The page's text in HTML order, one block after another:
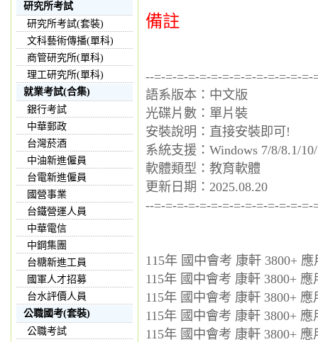
研究所考試
研究所考試(套裝)
文科藝術傳播(單科)
商管研究所(單科)
理工研究所(單科)
就業考試(合集)
銀行考試
中華郵政
台灣菸酒
中油新進僱員
台電新進僱員
國營事業
台鐵營運人員
中華電信
中鋼集團
台糖新進工員
國軍人才招募
台水評價人員
公職國考(套裝)
公職考試
備註
--=-=-=-=-=-=-=-=-=-=-=-=-=-
語系版本：中文版
光碟片數：單片裝
安裝說明：直接安裝即可!
系統支援：Windows 7/8/8.1/
軟體類型：教育軟體
更新日期：2025.08.20
--=-=-=-=-=-=-=-=-=-=-=-=-=-
115年 國中會考 康軒 3800+
115年 國中會考 康軒 3800+
115年 國中會考 康軒 3800+
115年 國中會考 康軒 3800+
115年 國中會考 康軒 3800+